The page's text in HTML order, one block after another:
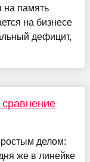
на память
на бизнесе
дефицит,
делом:
же в линейке